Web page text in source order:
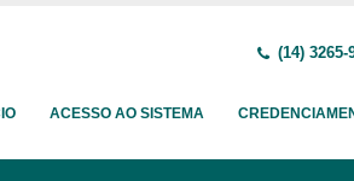
(14) 3265-
ACESSO AO SISTEMA